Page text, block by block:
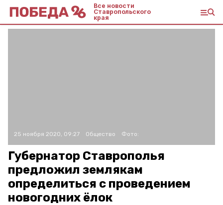
Все новости
Ставропольского
края
25 ноября 2020, 09:27 Общество Фото:
Губернатор Ставрополья
предложил землякам
определиться с проведением
новогодних ёлок